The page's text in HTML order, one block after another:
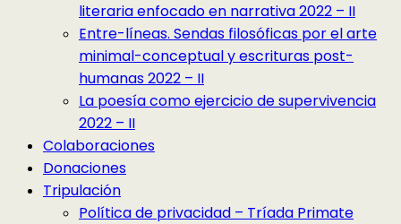
literaria enfocado en narrativa 2022 – II
Entre-líneas. Sendas filosóficas por el arte
minimal-conceptual y escrituras post-
humanas 2022 – II
La poesía como ejercicio de supervivencia
2022 – II
Colaboraciones
Donaciones
Tripulación
Política de privacidad – Tríada Primate